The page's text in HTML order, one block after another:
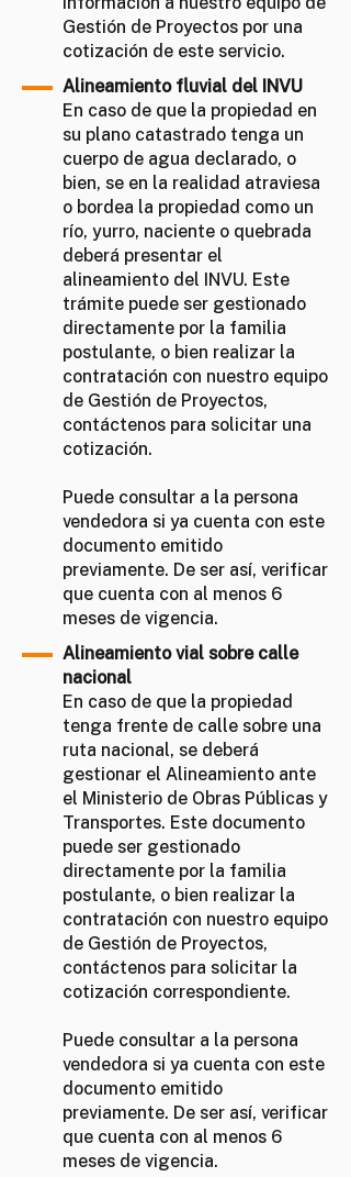
Gestión de Proyectos por una
cotización de este servicio.
Alineamiento fluvial del INVU
En caso de que la propiedad en
su plano catastrado tenga un
cuerpo de agua declarado, o
bien, se en la realidad atraviesa
o bordea la propiedad como un
río, yurro, naciente o quebrada
deberá presentar el
alineamiento del INVU. Este
trámite puede ser gestionado
directamente por la familia
postulante, o bien realizar la
contratación con nuestro equipo
de Gestión de Proyectos,
contáctenos para solicitar una
cotización.
Puede consultar a la persona
vendedora si ya cuenta con este
documento emitido
previamente. De ser así, verificar
que cuenta con al menos 6
meses de vigencia.
Alineamiento vial sobre calle
nacional
En caso de que la propiedad
tenga frente de calle sobre una
ruta nacional, se deberá
gestionar el Alineamiento ante
el Ministerio de Obras Públicas y
Transportes. Este documento
puede ser gestionado
directamente por la familia
postulante, o bien realizar la
contratación con nuestro equipo
de Gestión de Proyectos,
contáctenos para solicitar la
cotización correspondiente.
Puede consultar a la persona
vendedora si ya cuenta con este
documento emitido
previamente. De ser así, verificar
que cuenta con al menos 6
meses de vigencia.